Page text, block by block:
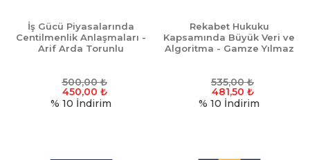
İş Gücü Piyasalarında
Centilmenlik Anlaşmaları -
Arif Arda Torunlu
500,00₺
450,00 ₺
% 10 İndirim
Rekabet Hukuku
Kapsamında Büyük Veri ve
Algoritma - Gamze Yılmaz
535,00₺
481,50 ₺
% 10 İndirim